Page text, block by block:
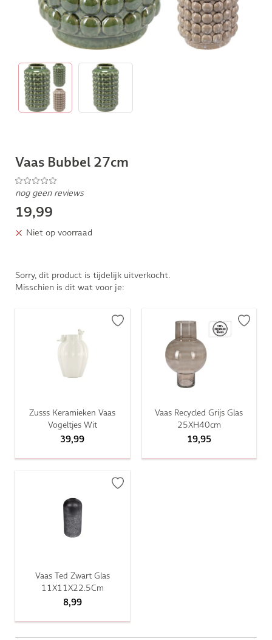
Vaas Bubbel 27cm
nog geen reviews
19,99
Niet op voorraad
Sorry, dit product is tijdelijk uitverkocht.
Misschien is dit wat voor je:
Zusss Keramieken Vaas
Vogeltjes Wit
39,99
Vaas Recycled Grijs Glas
25XH40cm
19,95
Vaas Ted Zwart Glas
11X11X22.5Cm
8,99